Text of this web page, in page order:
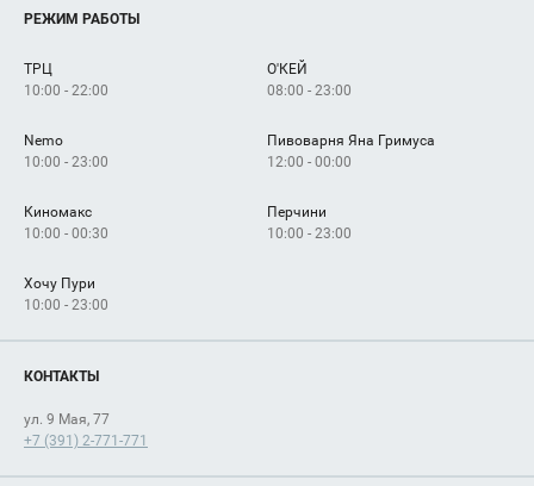
Услуги
Рекламодателям
Как добраться
РЕЖИМ РАБОТЫ
ТРЦ
10:00 - 22:00
О'КЕЙ
08:00 - 23:00
Nemo
10:00 - 23:00
Пивоварня Яна Гримуса
12:00 - 00:00
Киномакс
10:00 - 00:30
Перчини
10:00 - 23:00
Хочу Пури
10:00 - 23:00
КОНТАКТЫ
ул. 9 Мая, 77
+7 (391) 2-771-771